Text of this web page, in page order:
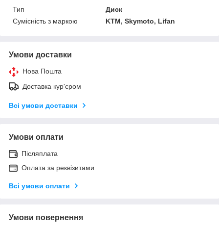
Тип
Диск
Сумісність з маркою
KTM, Skymoto, Lifan
Умови доставки
Нова Пошта
Доставка кур'єром
Всі умови доставки
Умови оплати
Післяплата
Оплата за реквізитами
Всі умови оплати
Умови повернення